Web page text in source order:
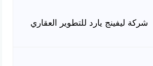
شركة ليفينج يارد للتطوير العقاري